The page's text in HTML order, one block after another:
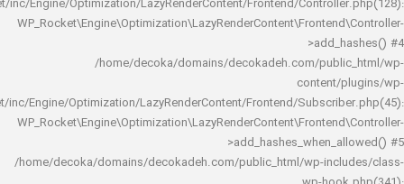
rocket/inc/Engine/Optimization/LazyRenderContent/Frontend/
/home/decoka/domains/decokadeh.com/
rocket/inc/Engine/Optimization/LazyRenderContent/Frontend/
/home/decoka/domains/decokadeh.com/public_html/wp-